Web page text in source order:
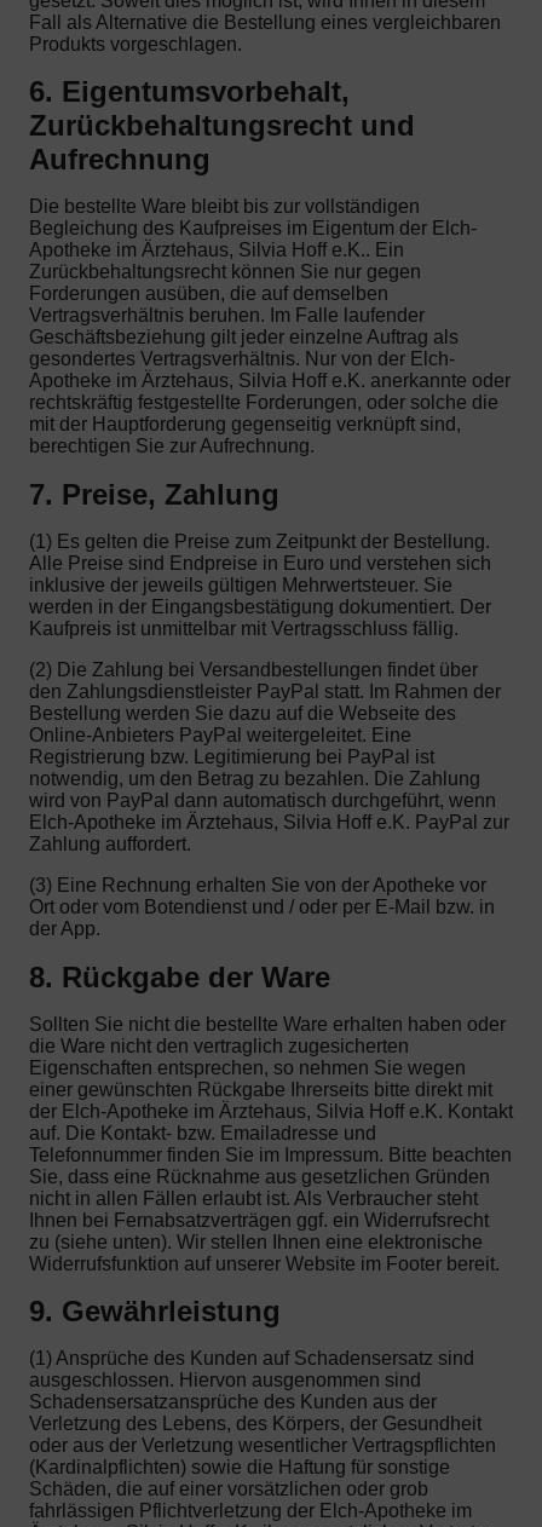
Fall als Alternative die Bestellung eines vergleichbaren
Produkts vorgeschlagen.
6. Eigentumsvorbehalt,
Zurückbehaltungsrecht und
Aufrechnung
Die bestellte Ware bleibt bis zur vollständigen
Begleichung des Kaufpreises im Eigentum der Elch-
Apotheke im Ärztehaus, Silvia Hoff e.K.. Ein
Zurückbehaltungsrecht können Sie nur gegen
Forderungen ausüben, die auf demselben
Vertragsverhältnis beruhen. Im Falle laufender
Geschäftsbeziehung gilt jeder einzelne Auftrag als
gesondertes Vertragsverhältnis. Nur von der Elch-
Apotheke im Ärztehaus, Silvia Hoff e.K. anerkannte oder
rechtskräftig festgestellte Forderungen, oder solche die
mit der Hauptforderung gegenseitig verknüpft sind,
berechtigen Sie zur Aufrechnung.
7. Preise, Zahlung
(1) Es gelten die Preise zum Zeitpunkt der Bestellung.
Alle Preise sind Endpreise in Euro und verstehen sich
inklusive der jeweils gültigen Mehrwertsteuer. Sie
werden in der Eingangsbestätigung dokumentiert. Der
Kaufpreis ist unmittelbar mit Vertragsschluss fällig.
(2) Die Zahlung bei Versandbestellungen findet über
den Zahlungsdienstleister PayPal statt. Im Rahmen der
Bestellung werden Sie dazu auf die Webseite des
Online-Anbieters PayPal weitergeleitet. Eine
Registrierung bzw. Legitimierung bei PayPal ist
notwendig, um den Betrag zu bezahlen. Die Zahlung
wird von PayPal dann automatisch durchgeführt, wenn
Elch-Apotheke im Ärztehaus, Silvia Hoff e.K. PayPal zur
Zahlung auffordert.
(3) Eine Rechnung erhalten Sie von der Apotheke vor
Ort oder vom Botendienst und / oder per E-Mail bzw. in
der App.
8. Rückgabe der Ware
Sollten Sie nicht die bestellte Ware erhalten haben oder
die Ware nicht den vertraglich zugesicherten
Eigenschaften entsprechen, so nehmen Sie wegen
einer gewünschten Rückgabe Ihrerseits bitte direkt mit
der Elch-Apotheke im Ärztehaus, Silvia Hoff e.K. Kontakt
auf. Die Kontakt- bzw. Emailadresse und
Telefonnummer finden Sie im Impressum. Bitte beachten
Sie, dass eine Rücknahme aus gesetzlichen Gründen
nicht in allen Fällen erlaubt ist. Als Verbraucher steht
Ihnen bei Fernabsatzverträgen ggf. ein Widerrufsrecht
zu (siehe unten). Wir stellen Ihnen eine elektronische
Widerrufsfunktion auf unserer Website im Footer bereit.
9. Gewährleistung
(1) Ansprüche des Kunden auf Schadensersatz sind
ausgeschlossen. Hiervon ausgenommen sind
Schadensersatzansprüche des Kunden aus der
Verletzung des Lebens, des Körpers, der Gesundheit
oder aus der Verletzung wesentlicher Vertragspflichten
(Kardinalpflichten) sowie die Haftung für sonstige
Schäden, die auf einer vorsätzlichen oder grob
fahrlässigen Pflichtverletzung der Elch-Apotheke im